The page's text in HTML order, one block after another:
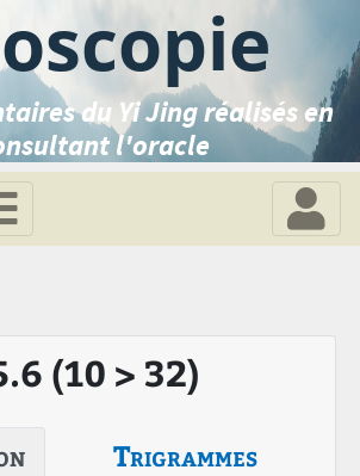
du Yi Jing réalisés en
l'oracle
(10 > 32)
Trigrammes